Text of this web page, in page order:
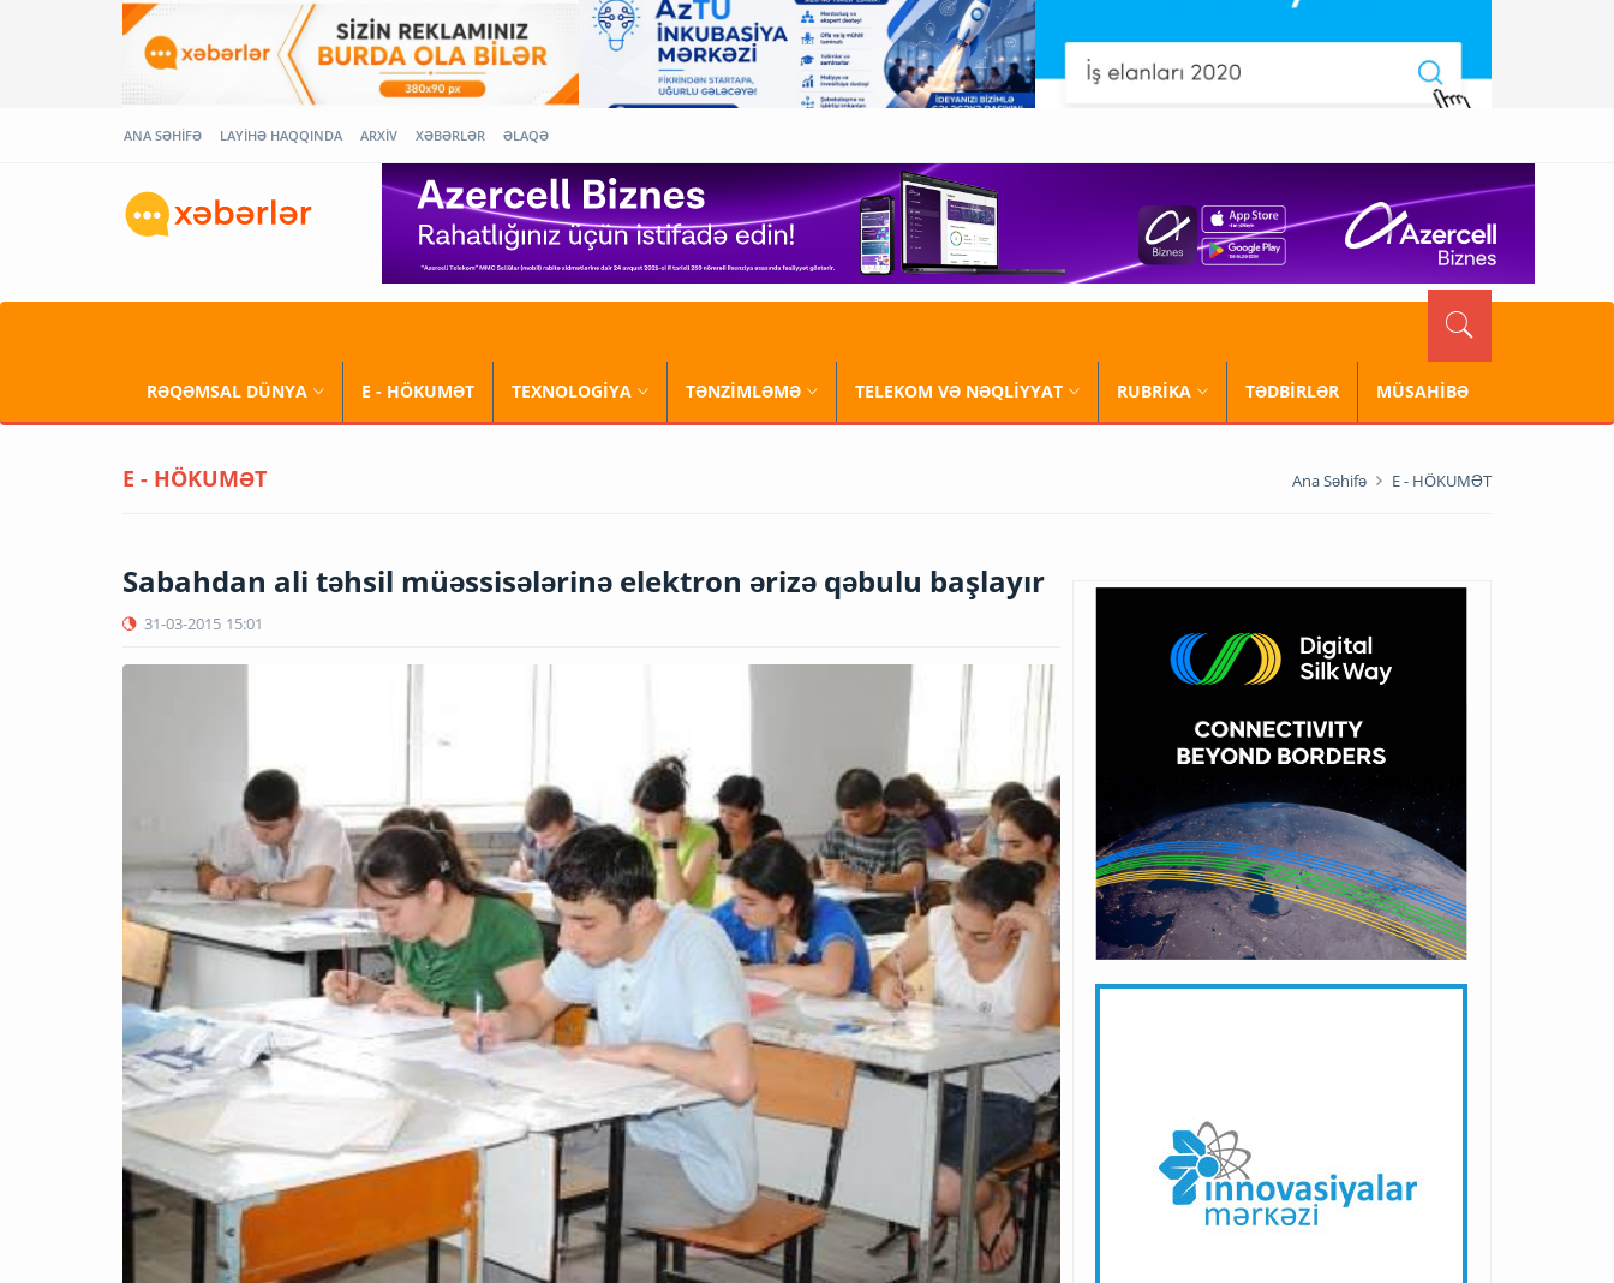
ANA SƏHİFƏ LAYİHƏ HAQQINDA ARXİV XƏBƏRLƏR ƏLAQƏ
RƏQƏMSAL DÜNYA E - HÖKUMƏT TEXNOLOGİYA TƏNZİMLƏMƏ TELEKOM VƏ NƏQLİYYAT RUBRİKA TƏDBİRLƏR MÜSAHİBƏ
E - HÖKUMƏT Ana Səhifə E - HÖKUMƏT
Sabahdan ali təhsil müəssisələrinə elektron ərizə qəbulu başlayır
31-03-2015 15:01